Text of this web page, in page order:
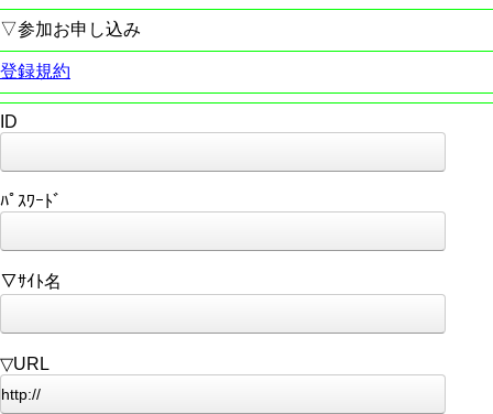
▽参加お申し込み
登録規約
ID
ﾊﾟｽﾜｰﾄﾞ
▽ｻｲﾄ名
▽URL